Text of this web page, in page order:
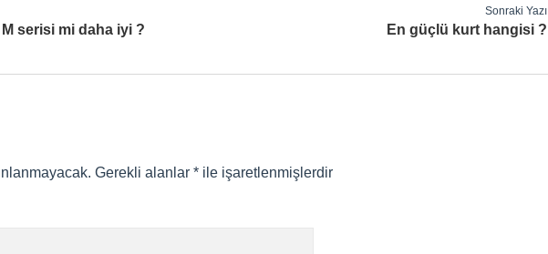
serisi mi daha iyi ?
Sonraki Yazı
En güçlü kurt hangisi ?
Gerekli alanlar * ile işaretlenmişlerdir